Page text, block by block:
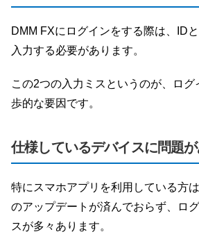
DMM FXにログインをする際は、ID
入力する必要があります。
この2つの入力ミスというのが、ログ
歩的な要因です。
仕様しているデバイスに問題
特にスマホアプリを利用している方
のアップデートが済んでおらず、ロ
スが多々あります。